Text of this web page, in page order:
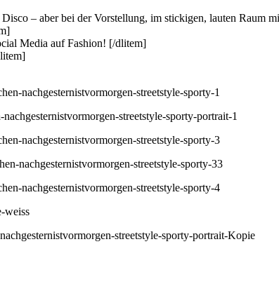
– aber bei der Vorstellung, im stickigen, lauten Raum
Media auf Fashion! [/dlitem]